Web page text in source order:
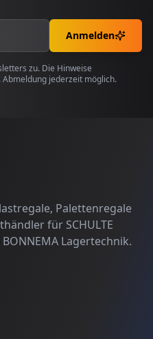
Anmelden
zu. Die Hinweise
Abmeldung jederzeit möglich.
Palettenregale
für SCHULTE
Lagertechnik.